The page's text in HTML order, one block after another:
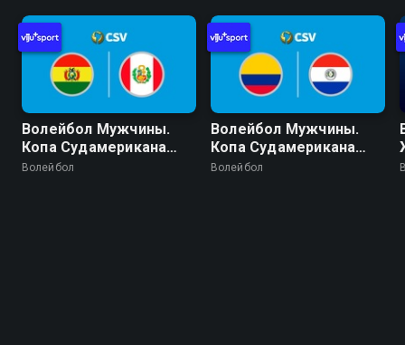
Волейбол Мужчины.
Копа Судамерикана
2026 (Кочабамба,
Волейбол
Волейбол Мужчины.
Копа Судамерикана
2026 (Кочабамба,
Волейбол